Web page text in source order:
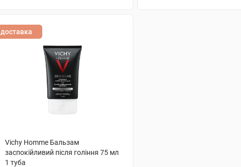
доставка
Vichy Homme Бальзам
заспокійливий після гоління 75 мл
1 туба